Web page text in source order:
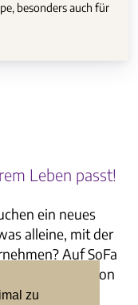
zu
besonders auch für
Leben passt!
ein neues
alleine, mit der
Auf SoFa
und die Region